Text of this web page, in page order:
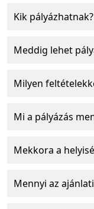
Kik pályázhatnak?
Meddig lehet
Milyen
Mi a pályázás
Mekkora a
Mennyi az